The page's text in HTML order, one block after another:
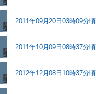
2011年09月20日03時09分頃
2011年10月09日08時37分頃
2012年12月08日10時37分頃